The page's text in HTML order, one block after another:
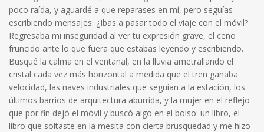
poco raída, y aguardé a que reparases en mí, pero seguías
escribiendo mensajes. ¿Ibas a pasar todo el viaje con el móvil?
Regresaba mi inseguridad al ver tu expresión grave, el ceño
fruncido ante lo que fuera que estabas leyendo y escribiendo.
Busqué la calma en el ventanal, en la lluvia ametrallando el
cristal cada vez más horizontal a medida que el tren ganaba
velocidad, las naves industriales que seguían a la estación, los
últimos barrios de arquitectura aburrida, y la mujer en el reflejo
que por fin dejó el móvil y buscó algo en el bolso: un libro, el
libro que soltaste en la mesita con cierta brusquedad y me hizo